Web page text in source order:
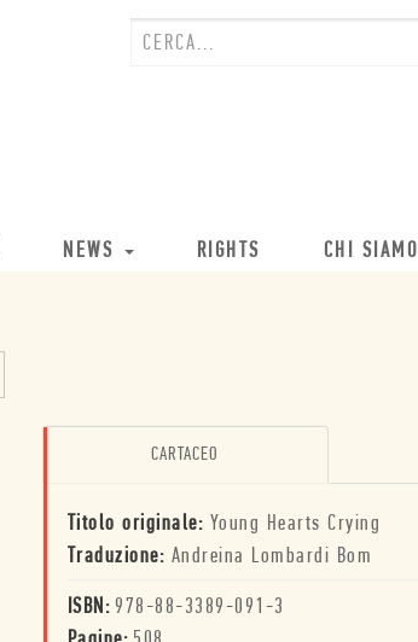
NEWS RIGHTS CHI SIAMO
CARTACEO
Titolo originale: Young Hearts Crying
Traduzione: Andreina Lombardi Bom
ISBN: 978-88-3389-091-3